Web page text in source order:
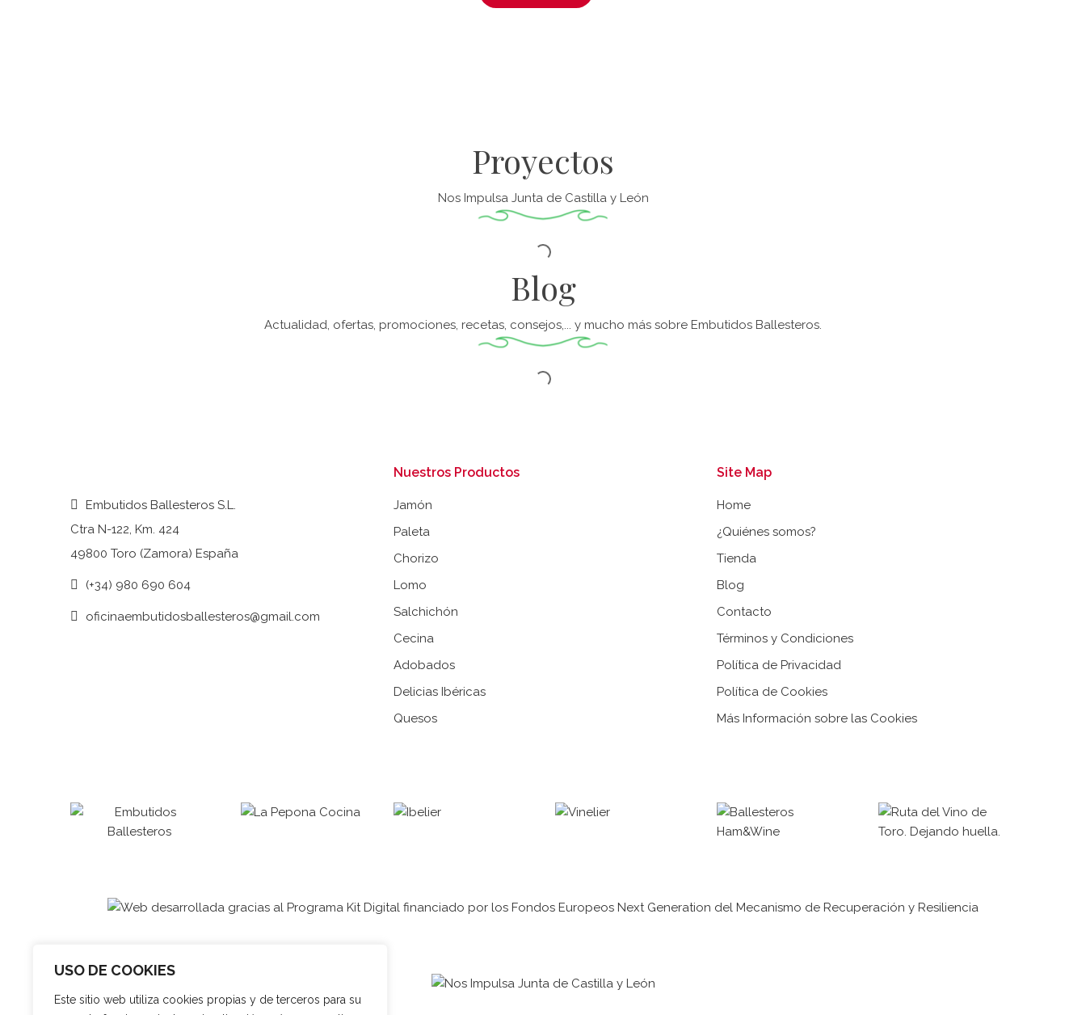
USO DE COOKIES
Este sitio web utiliza cookies propias y de terceros para su
Proyectos
Nos Impulsa Junta de Castilla y León
Blog
Actualidad, ofertas, promociones, recetas, consejos,... y mucho más sobre Embutidos Ballesteros.
Embutidos Ballesteros S.L.
Ctra N-122, Km. 424
49800 Toro (Zamora) España
(+34) 980 690 604
oficinaembutidosballesteros@gmail.com
Nuestros Productos
Jamón
Paleta
Chorizo
Lomo
Salchichón
Cecina
Adobados
Delicias Ibéricas
Quesos
Site Map
Home
¿Quiénes somos?
Tienda
Blog
Contacto
Términos y Condiciones
Política de Privacidad
Política de Cookies
Más Información sobre las Cookies